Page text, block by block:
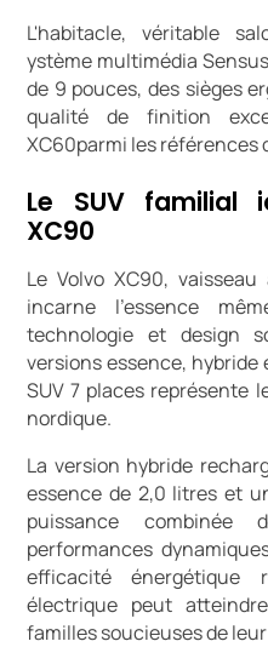
L'habitacle, véritable
ystème multimédia
de 9 pouces, des sièges
qualité de finition
XC60parmi les références
Le SUV familial
XC90
Le Volvo XC90,
incarne l'essence
technologie et design
versions essence,
SUV 7 places représente
nordique.
La version hybride
essence de 2,0 litres et
puissance
performances
efficacité énergétique
électrique peut
familles soucieuses de